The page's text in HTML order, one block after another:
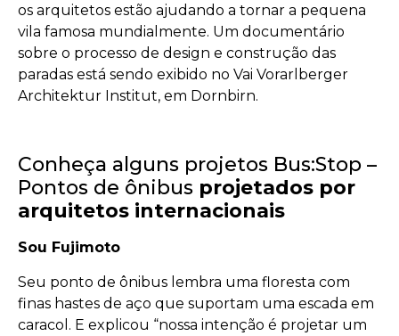
os arquitetos estão ajudando a tornar a pequena
vila famosa mundialmente. Um documentário
sobre o processo de design e construção das
paradas está sendo exibido no Vai Vorarlberger
Architektur Institut, em Dornbirn.
Conheça alguns projetos Bus:Stop –
Pontos de ônibus projetados por
arquitetos internacionais
Sou Fujimoto
Seu ponto de ônibus lembra uma floresta com
finas hastes de aço que suportam uma escada em
caracol. E explicou “nossa intenção é projetar um